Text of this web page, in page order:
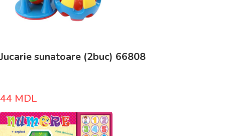
Jucarie sunatoare (2buc) 66808
44 MDL